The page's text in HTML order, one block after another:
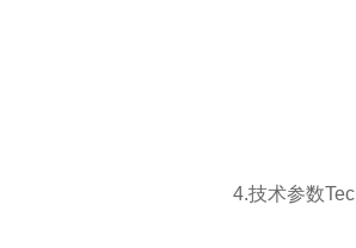
4.技术参数